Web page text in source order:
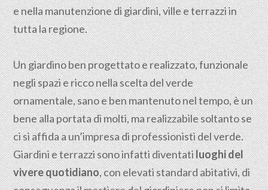
e nella manutenzione di giardini, ville e terrazzi in
tutta la regione.
Un giardino ben progettato e realizzato, funzionale
negli spazi e ricco nella scelta del verde
ornamentale, sano e ben mantenuto nel tempo, è un
bene alla portata di molti, ma realizzabile soltanto se
ci si affida a un’impresa di professionisti del verde.
Giardini e terrazzi sono infatti diventatiluoghi del
vivere quotidiano, con elevati standard abitativi, di